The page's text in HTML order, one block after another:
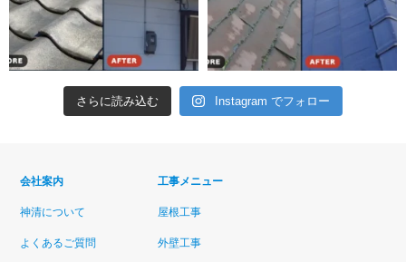
さらに読み込む Instagram でフォロー
会社案内
神清について
よくあるご質問
工事メニュー
屋根工事
外壁工事